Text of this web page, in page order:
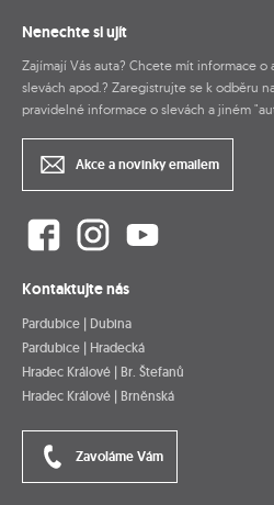
Nenechte si ujít
Zajímají Vás auta? Chcete mít informace
slevách apod.? Zaregistrujte se k odběru
pravidelné informace o slevách a jiném
Akce a novinky emailem
Kontaktujte nás
Pardubice | Dubina
Pardubice | Hradecká
Hradec Králové | Br. Štefanů
Hradec Králové | Brněnská
Zavoláme Vám